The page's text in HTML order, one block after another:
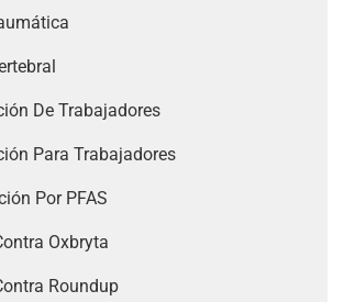
De Trabajadores
Para Trabajadores
Por PFAS
Oxbryta
Roundup